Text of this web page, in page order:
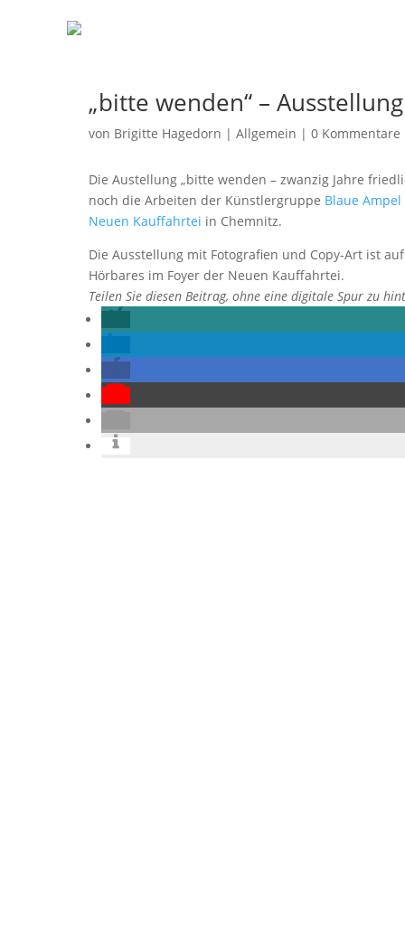
„bitte wenden“ –
von Brigitte Hagedorn | Allgemein | 0 Kommentare
Die Austellung „bitte wenden – zwanzig Jahre
noch die Arbeiten der Künstlergruppe Blaue Ampel
Neuen Kauffahrtei in Chemnitz.
Die Ausstellung mit Fotografien und Copy-Art ist
Hörbares im Foyer der Neuen Kauffahrtei.
Teilen Sie diesen Beitrag, ohne eine digitale Spur zu